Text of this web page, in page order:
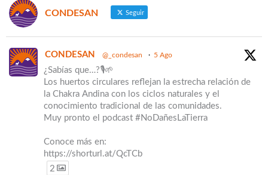
CONDESAN Seguir
CONDESAN @_condesan · 5 Ago
¿Sabías que…?🎙️🌱
Los huertos circulares reflejan la estrecha relación de
la Chakra Andina con los ciclos naturales y el
conocimiento tradicional de las comunidades.
Muy pronto el podcast #NoDañesLaTierra
Conoce más en:
https://shorturl.at/QcTCb
2